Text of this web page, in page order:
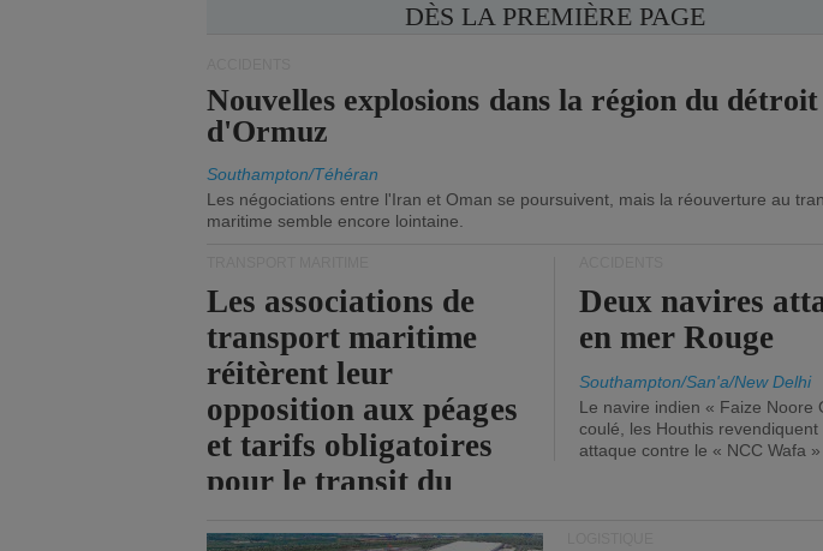
DÈS LA PREMIÈRE PAGE
Nouvelles explosions dans la région du détroit
d'Ormuz
Southampton/Téhéran
Les négociations entre l'Iran et Oman se poursuivent, mais la réouverture au
maritime semble encore lointaine.
Les associations de
transport maritime
réitèrent leur
opposition aux péages
et tarifs obligatoires
pour le transit du
Deux navires
en mer Rouge
Southampton/San'a/New Delhi
Le navire indien « Faize Noore
coulé, les Houthis revendiquent
attaque contre le « NCC Wafa »